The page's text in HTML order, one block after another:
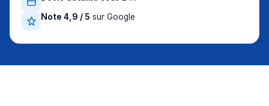
Note 4,9 / 5 sur Google